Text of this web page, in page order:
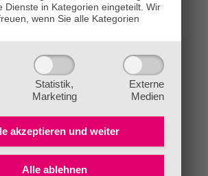
Dienste in Kategorien eingeteilt. Wir
wenn Sie alle Kategorien
Statistik,
Marketing
Externe
Medien
akzeptieren und weiter
Alle ablehnen
Onlineshop
& Tierpraxis
mit